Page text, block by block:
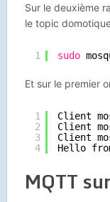
Sur le deuxième
le topic
1 sudo
Et sur le premier
1
2
3
4
Client
Client
Client
Hello
MQTT